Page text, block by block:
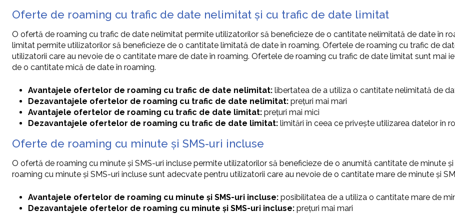
Oferte de roaming cu trafic de date nelimitat și cu trafic de date limitat
O ofertă de roaming cu trafic de date nelimitat permite utilizatorilor să beneficieze de o cantitate nelimitată de date în
limitat permite utilizatorilor să beneficieze de o cantitate limitată de date în roaming. Ofertele de roaming cu trafic de
utilizatorii care au nevoie de o cantitate mare de date în roaming. Ofertele de roaming cu trafic de date limitat sunt mai
de o cantitate mică de date în roaming.
Avantajele ofertelor de roaming cu trafic de date nelimitat: libertatea de a utiliza o cantitate nelimitată de
Dezavantajele ofertelor de roaming cu trafic de date nelimitat: prețuri mai mari
Avantajele ofertelor de roaming cu trafic de date limitat: prețuri mai mici
Dezavantajele ofertelor de roaming cu trafic de date limitat: limitări în ceea ce privește utilizarea datelor în
Oferte de roaming cu minute și SMS-uri incluse
O ofertă de roaming cu minute și SMS-uri incluse permite utilizatorilor să beneficieze de o anumită cantitate de minute
roaming cu minute și SMS-uri incluse sunt adecvate pentru utilizatorii care au nevoie de o cantitate mare de minute și
Avantajele ofertelor de roaming cu minute și SMS-uri incluse: posibilitatea de a utiliza o cantitate mare de
Dezavantajele ofertelor de roaming cu minute și SMS-uri incluse: prețuri mai mari